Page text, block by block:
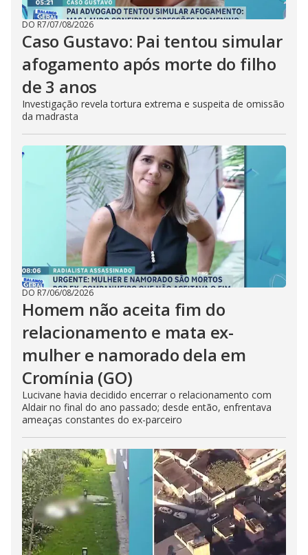
DO R7/07/08/2026
Caso Gustavo: Pai tentou simular
afogamento após morte do filho
de 3 anos
Investigação revela tortura extrema e suspeita de omissão
da madrasta
DO R7/06/08/2026
Homem não aceita fim do
relacionamento e mata ex-
mulher e namorado dela em
Cromínia (GO)
Lucivane havia decidido encerrar o relacionamento com
Aldair no final do ano passado; desde então, enfrentava
ameaças constantes do ex-parceiro